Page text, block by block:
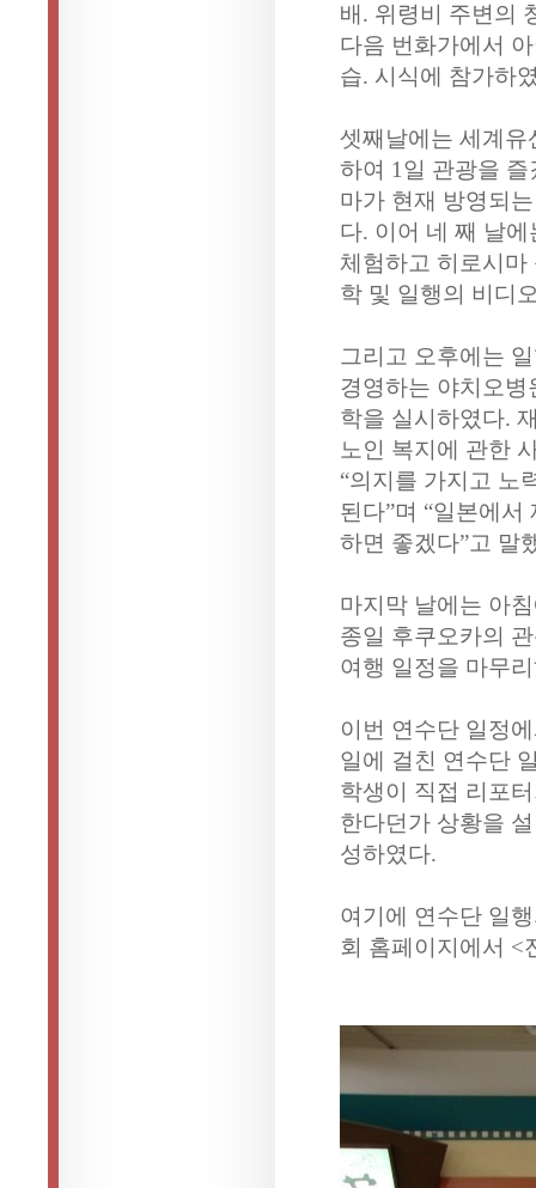
배. 위령비 주변의
다음 번화가에서
습. 시식에 참가하
셋째날에는 세계유
하여 1일 관광을
마가 현재 방영되
다. 이어 네 째 날
체험하고 히로시
학 및 일행의 비디
그리고 오후에는
경영하는 야치오
학을 실시하였다.
노인 복지에 관한
“의지를 가지고 노
된다”며 “일본에
하면 좋겠다”고 말
마지막 날에는 아
종일 후쿠오카의
여행 일정을 마무
이번 연수단 일정
일에 걸친 연수단
학생이 직접 리포
한다던가 상황을
성하였다.
여기에 연수단 일
회 홈페이지에서 <